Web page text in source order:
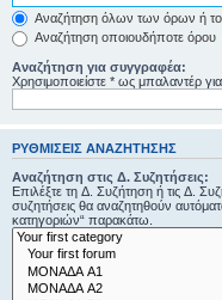
Αναζήτηση όλων των όρων ή
Αναζήτηση οποιουδήποτε όρου
Αναζήτηση για συγγραφέα:
Χρησιμοποιείστε * ως μπαλαντέρ για
ΡΥΘΜΊΣΕΙΣ ΑΝΑΖΉΤΗΣΗΣ
Αναζήτηση στις Δ. Συζητήσεις:
Επιλέξτε τη Δ. Συζήτηση ή τις Δ.
συζητήσεις θα αναζητηθούν
κατηγοριών“ παρακάτω.